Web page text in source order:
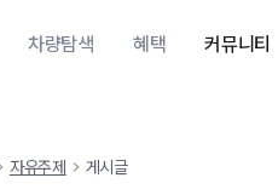
차량탐색 혜택 커뮤니티
자유주제 게시글